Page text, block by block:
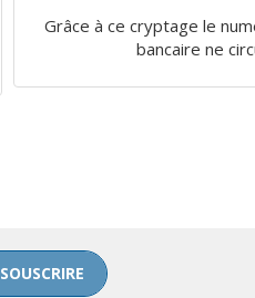
Grâce à ce cryptage le
bancaire ne
SOUSCRIRE